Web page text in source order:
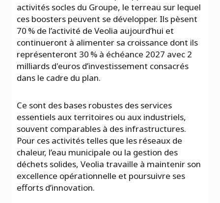
activités socles du Groupe, le terreau sur lequel
ces boosters peuvent se développer. Ils pèsent
70 % de l’activité de Veolia aujourd’hui et
continueront à alimenter sa croissance dont ils
représenteront 30 % à échéance 2027 avec 2
milliards d'euros d’investissement consacrés
dans le cadre du plan.
Ce sont des bases robustes des services
essentiels aux territoires ou aux industriels,
souvent comparables à des infrastructures.
Pour ces activités telles que les réseaux de
chaleur, l’eau municipale ou la gestion des
déchets solides, Veolia travaille à maintenir son
excellence opérationnelle et poursuivre ses
efforts d’innovation.